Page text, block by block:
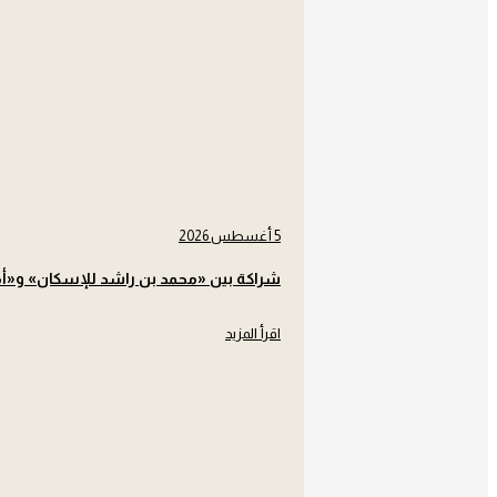
5 أغسطس 2026
شراكة بين «محمد بن راشد للإسكان»
اقرأ المزيد